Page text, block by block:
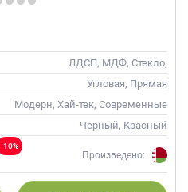
ЛДСП, МДФ, Стекло,
Глянцевые
Угловая, Прямая
Модерн, Хай-тек, Современные
Черный, Красный
-10%
Произведено: